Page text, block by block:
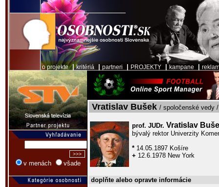
o projekte|kritériá partneri PROJEKTY kampane
v menách všade
Vratislav Bušek / spoločenské vedy
prof. JUDr. Vratislav
bývalý rektor Univerzity
* 14.05.1897 Košíre
+ 12.6.1978 New York
doplňte alebo opravte informácie